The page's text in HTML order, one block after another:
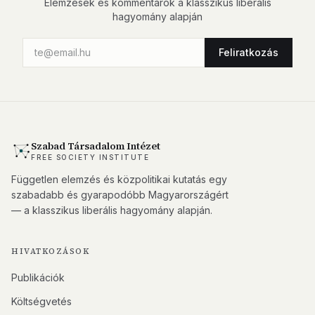
Elemzések és kommentárok a klasszikus liberális
hagyomány alapján
Feliratkozás
Szabad Társadalom Intézet
FREE SOCIETY INSTITUTE
Független elemzés és közpolitikai kutatás egy
szabadabb és gyarapodóbb Magyarországért
— a klasszikus liberális hagyomány alapján.
HIVATKOZÁSOK
Publikációk
Költségvetés